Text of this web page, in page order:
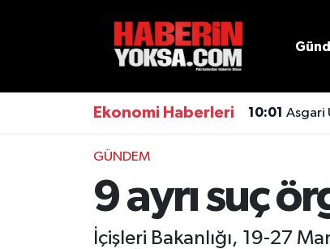
Ekonomi Haberleri 10:01 Asgari
GÜNDEM
9 ayrı suç
İçişleri Bakanlığı, 19-27
Hava Durumu
Tüm Manşetler
Son Dakika Haberleri